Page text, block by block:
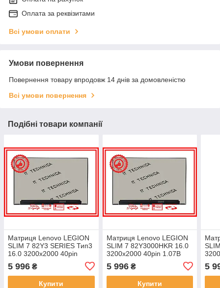
Оплата за реквізитами
Всі умови оплати
Умови повернення
Повернення товару впродовж 14 днів за домовленістю
Всі умови повернення
Подібні товари компанії
Матриця Lenovo LEGION
SLIM 7 82Y3 SERIES Тип3
16.0 3200x2000 40pin
cd/m² для ноутбука
5 996 ₴
Купити
Матриця Lenovo LEGION
SLIM 7 82Y3000HKR 16.0
3200x2000 40pin 1.07B
для ноутбука
5 996₴
Купити
для
5